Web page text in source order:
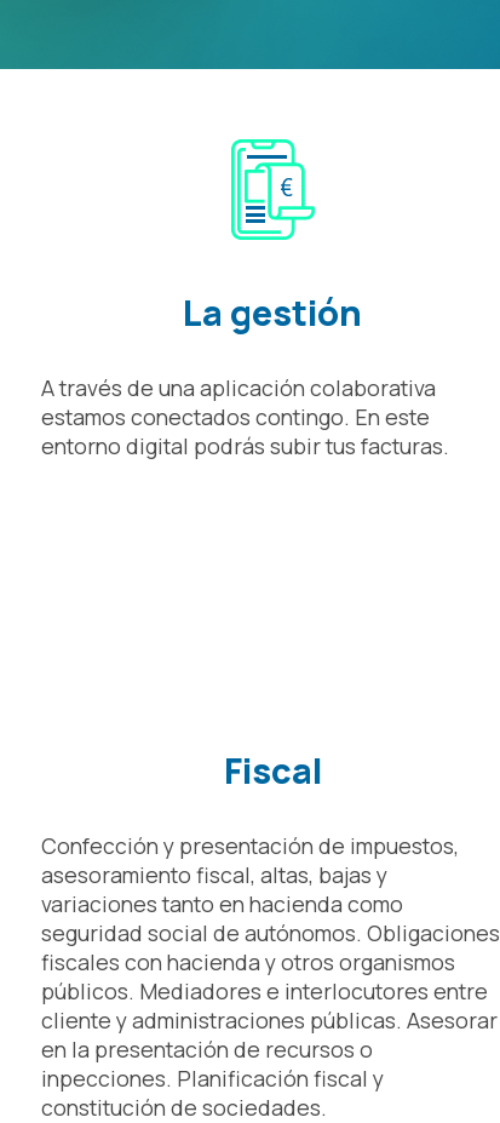
La gestión
A través de una aplicación colaborativa
estamos conectados contingo. En este
entorno digital podrás subir tus facturas.
Fiscal
Confección y presentación de impuestos,
asesoramiento fiscal, altas, bajas y
variaciones tanto en hacienda como
seguridad social de autónomos. Obligaciones
fiscales con hacienda y otros organismos
públicos. Mediadores e interlocutores entre
cliente y administraciones públicas. Asesorar
en la presentación de recursos o
inpecciones. Planificación fiscal y
constitución de sociedades.